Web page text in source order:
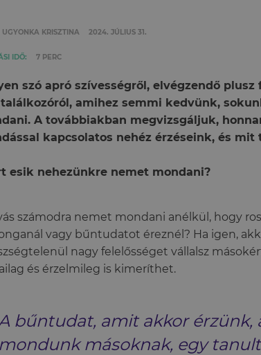
UGYONKA KRISZTINA 2024. JÚLIUS 31.
IDŐ: 7 PERC
szó apró szívességről, elvégzendő
amihez semmi kedvünk,
A továbbiakban megvizsgáljuk,
kapcsolatos nehéz érzéseink, és
esik nehezünkre nemet mondani?
számodra nemet mondani anélkül, hogy
vagy bűntudatot éreznél? Ha igen,
nagy felelősséget vállalsz
és érzelmileg is kimeríthet.
bűntudat, amit akkor érzünk,
mondunk másoknak, egy